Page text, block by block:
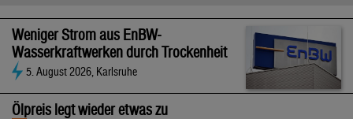
Weniger Strom aus EnBW-
Wasserkraftwerken durch Trockenheit
5. August 2026, Karlsruhe
Ölpreis legt wieder etwas zu